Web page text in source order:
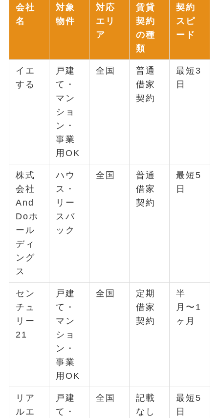
会社
名
対象
物件
対応
エリ
ア
賃貸
契約
の種
類
契約
スピ
ード
イエ
する
戸建
て・
マン
ショ
ン・
事業
用OK
全国
普通
借家
契約
最短3
日
株式
会社
And
Doホ
ール
ディ
ング
ス
ハウ
ス・
リー
スバ
ック
全国
普通
借家
契約
最短5
日
セン
チュ
リー
21
戸建
て・
マン
ショ
ン・
事業
用OK
全国
定期
借家
契約
半
月〜1
ヶ月
リア
ルエ
戸建
て・
全国
記載
なし
最短5
日